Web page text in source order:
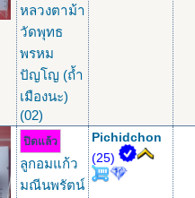
หลวงตาม้า
วัดพุทธ
พรหม
ปัญโญ (ถ้ำ
เมืองนะ)
(02)
ปิดแล้ว
ลูกอมแก้ว
มณีนพรัตน์
Pichidchon
(25)